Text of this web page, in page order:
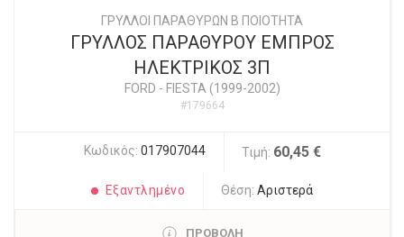
ΓΡΥΛΛΟΙ ΠΑΡΑΘΥΡΩΝ Β ΠΟΙΟΤΗΤΑ
ΓΡΥΛΛΟΣ ΠΑΡΑΘΥΡΟΥ ΕΜΠΡΟΣ
ΗΛΕΚΤΡΙΚΟΣ 3Π
FORD - FIESTA (1999-2002)
#179664
Κωδικός: 017907044 Τιμή: 60,45 €
Εξαντλημένο Θέση:Αριστερά
ΠΡΟΒΟΛΗ